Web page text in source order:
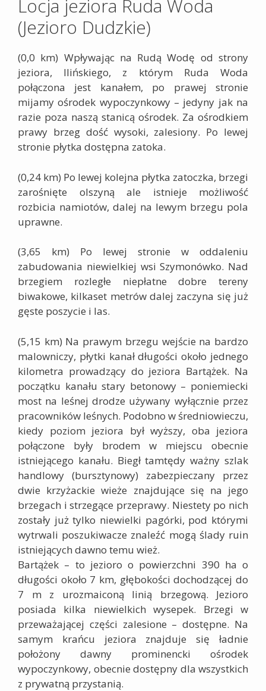
Locja jeziora Ruda Woda
(Jezioro Dudzkie)
(0,0 km) Wpływając na Rudą Wodę od strony
jeziora, Ilińskiego, z którym Ruda Woda
połączona jest kanałem, po prawej stronie
mijamy ośrodek wypoczynkowy – jedyny jak na
razie poza naszą stanicą ośrodek. Za ośrodkiem
prawy brzeg dość wysoki, zalesiony. Po lewej
stronie płytka dostępna zatoka.
(0,24 km) Po lewej kolejna płytka zatoczka, brzegi
zarośnięte olszyną ale istnieje możliwość
rozbicia namiotów, dalej na lewym brzegu pola
uprawne.
(3,65 km)
Po lewej stronie w oddaleniu
zabudowania niewielkiej wsi Szymonówko. Nad
brzegiem rozległe niepłatne dobre tereny
biwakowe, kilkaset metrów dalej zaczyna się już
gęste poszycie i las.
(5,15 km) Na prawym brzegu wejście na bardzo
malowniczy, płytki kanał długości około jednego
kilometra prowadzący do jeziora Bartążek. Na
początku kanału stary betonowy – poniemiecki
most na leśnej drodze używany wyłącznie przez
pracowników leśnych. Podobno w średniowieczu,
kiedy poziom jeziora był wyższy, oba jeziora
połączone były brodem w miejscu obecnie
istniejącego kanału. Biegł tamtędy ważny szlak
handlowy (bursztynowy) zabezpieczany przez
dwie krzyżackie wieże znajdujące się na jego
brzegach i strzegące przeprawy. Niestety po nich
zostały już tylko niewielki pagórki, pod którymi
wytrwali poszukiwacze znaleźć mogą ślady ruin
istniejących dawno temu wież.
Bartążek – to jezioro o powierzchni 390 ha o
długości około 7 km, głębokości dochodzącej do
7 m z urozmaiconą linią brzegową. Jezioro
posiada kilka niewielkich wysepek. Brzegi w
przeważającej części zalesione – dostępne. Na
samym krańcu jeziora znajduje się ładnie
położony dawny prominencki ośrodek
wypoczynkowy, obecnie dostępny dla wszystkich
z prywatną przystanią.